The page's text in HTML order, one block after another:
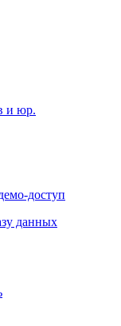
и юр.
доступ
данных